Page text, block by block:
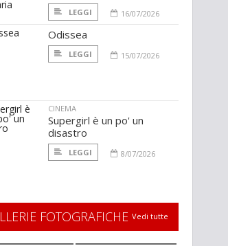
LEGGI 16/07/2026
Odissea
LEGGI 15/07/2026
CINEMA
Supergirl è un po' un
disastro
LEGGI 8/07/2026
FOTOGRAFICHE Vedi tutte